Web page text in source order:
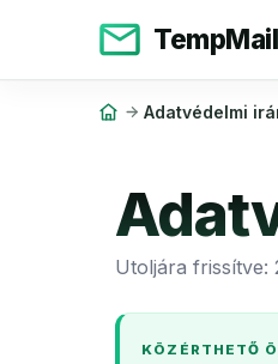
TempMail
Adatvédelmi
Utoljára frissítve:
KÖZÉRTHETŐ